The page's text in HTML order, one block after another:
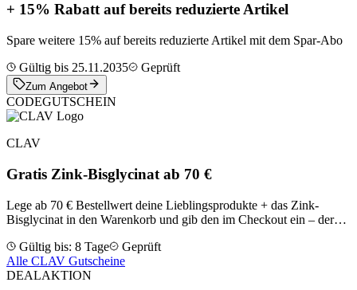
+ 15% Rabatt auf bereits reduzierte Artikel
Spare weitere 15% auf bereits reduzierte Artikel mit dem Spar-Abo
Gültig bis 25.11.2035
Geprüft
Zum Angebot
CODEGUTSCHEIN
CLAV
Gratis Zink-Bisglycinat ab 70 €
Lege ab 70 € Bestellwert deine Lieblingsprodukte + das Zink-
Bisglycinat in den Warenkorb und gib den im Checkout ein – der
ab 49 € gilt weiterhin
Gültig bis: 8 Tage
Geprüft
Alle CLAV Gutscheine
DEALAKTION